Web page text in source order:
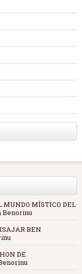
MUNDO MÍSTICO DEL
Benorinu
BEN
DE